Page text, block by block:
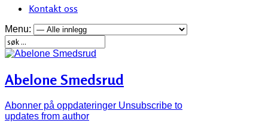
Kontakt oss
Menu:
Abelone Smedsrud
Abonner på oppdateringer Unsubscribe to
updates from author